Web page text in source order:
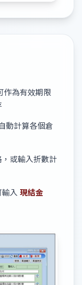
作為有效期限
動計算各個倉
或輸入折數計
入 現結金